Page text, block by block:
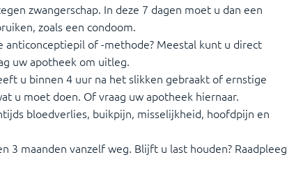
zwangerschap. In deze 7 dagen moet u dan een
zoals een condoom.
anticonceptiepil of -methode? Meestal kunt u direct
uw apotheek om uitleg.
u binnen 4 uur na het slikken gebraakt of ernstige
u moet doen. Of vraag uw apotheek hiernaar.
bloedverlies, buikpijn, misselijkheid, hoofdpijn en
3 maanden vanzelf weg. Blijft u last houden? Raadpleeg